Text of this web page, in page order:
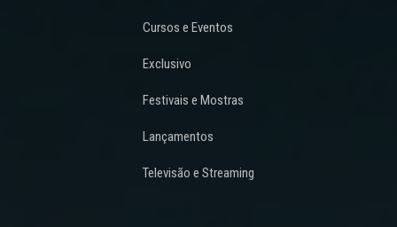
Cursos e Eventos
Exclusivo
Festivais e Mostras
Lançamentos
Televisão e Streaming